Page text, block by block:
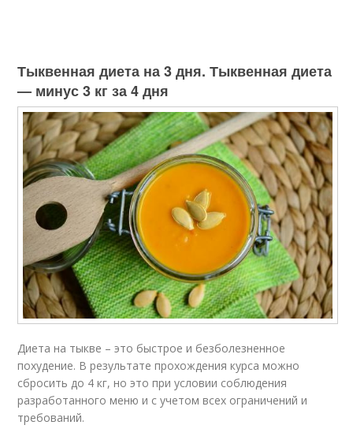
Тыквенная диета на 3 дня. Тыквенная диета
— минус 3 кг за 4 дня
Диета на тыкве – это быстрое и безболезненное
похудение. В результате прохождения курса можно
сбросить до 4 кг, но это при условии соблюдения
разработанного меню и с учетом всех ограничений и
требований.